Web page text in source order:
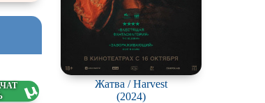
Жатва / Harvest
(2024)